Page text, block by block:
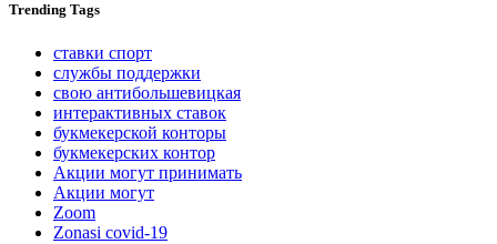
Trending Tags
ставки спорт
службы поддержки
свою антибольшевицкая
интерактивных ставок
букмекерской конторы
букмекерских контор
Акции могут принимать
Акции могут
Zoom
Zonasi covid-19